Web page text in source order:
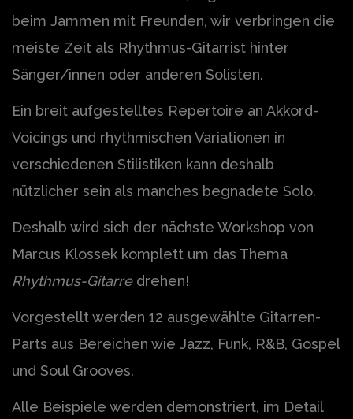
beim Jammen mit Freunden, wir verbringen die
meiste Zeit als Rhythmus-Gitarrist hinter
Sänger/innen oder anderen Solisten.
Ein breit aufgestelltes Repertoire an Akkord-
Voicings und rhythmischen Variationen in
verschiedenen Stilistiken kann deshalb
nützlicher sein als manches begnadete Solo.
Deshalb wird sich der nächste Workshop von
Marcus Klossek komplett um das Thema
Rhythmus-Gitarredrehen!
Vorgestellt werden 12 ausgewählte Gitarren-
Parts aus Bereichen wie Jazz, Funk, R&B, Gospel
und Soul Grooves.
Alle Beispiele werden demonstriert, im Detail